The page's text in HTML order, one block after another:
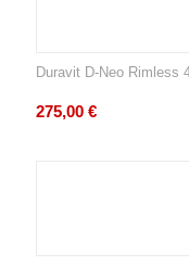
Duravit D-Neo
275,00 €